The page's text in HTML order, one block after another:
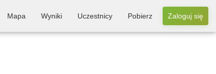
Mapa Wyniki Uczestnicy Pobierz Zaloguj się